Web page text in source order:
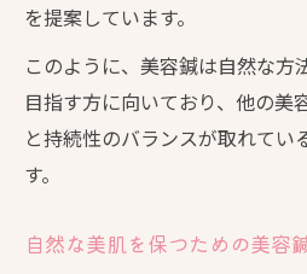
を提案しています。
このように、美容鍼は自然な方
目指す方に向いており、他の美
と持続性のバランスが取れてい
す。
自然な美肌を保つための美容